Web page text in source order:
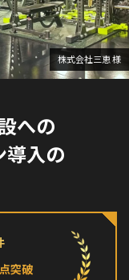
株式会社三恵 様
への
導入の
点突破